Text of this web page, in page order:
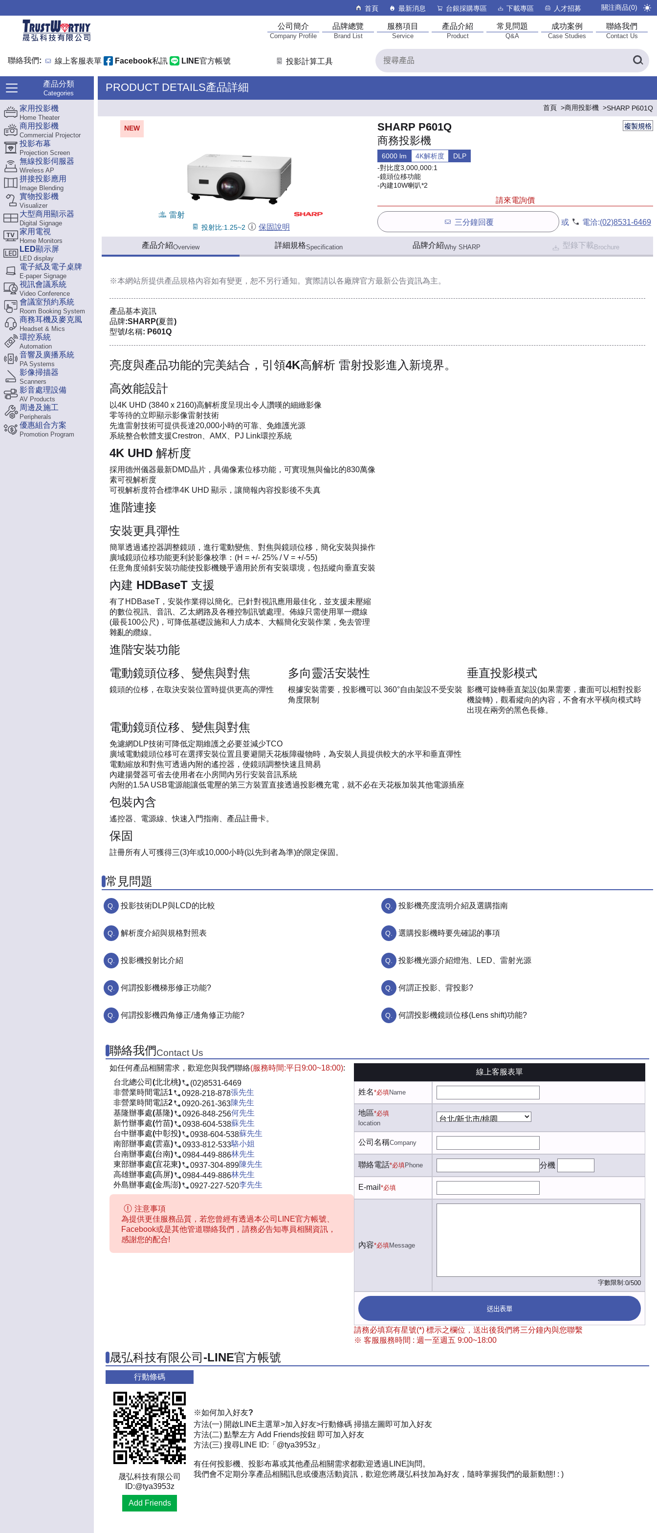
首頁 最新消息 台銀採購專區 下載專區 人才招募 關注商品(0)
公司簡介
Company Profile
品牌總覽
Brand List
服務項目
Service
產品介紹
Product
常見問題
Q&A
成功案例
Case Studies
聯絡我們
Contact Us
聯絡我們: 線上客服表單 Facebook私訊 LINE官方帳號 投影計算工具
產品分類
Categories
家用投影機
Home Theater
商用投影機
Commercial Projector
投影布幕
Projection Screen
無線投影伺服器
Wireless AP
拼接投影應用
Image Blending
實物投影機
Visualizer
大型商用顯示器
Digital Signage
家用電視
Home Monitors
LED顯示屏
LED display
電子紙及電子桌牌
E-paper Signage
視訊會議系統
Video Conference
會議室預約系統
Room Booking System
商務耳機及麥克風
Headset & Mics
環控系統
Automation
音響及廣播系統
PA Systems
影像掃描器
Scanners
影音處理設備
AV Products
周邊及施工
Peripherals
優惠組合方案
Promotion Program
PRODUCT DETAILS產品詳細
首頁 商用投影機 SHARP P601Q
複製規格
NEW
雷射
投射比:1.25~2 保固說明
SHARP P601Q
商務投影機
6000 lm 4K解析度
DLP
-對比度3,000,000:1
-鏡頭位移功能
-內建10W喇叭*2
請來電詢價
三分鐘回覆 或 電洽:(02)8531-6469
產品介紹Overview 詳細規格Specification 品牌介紹Why SHARP 型錄下載 Brochure
※本網站所提供產品規格內容如有變更，恕不另行通知。實際請以各廠牌官方最新公告資訊為主。
產品基本資訊
品牌:SHARP(夏普)
型號/名稱: P601Q
亮度與產品功能的完美結合，引領4K高解析 雷射投影進入新境界。
高效能設計
以4K UHD (3840 x 2160)高解析度呈現出令人讚嘆的細緻影像
零等待的立即顯示影像雷射技術
先進雷射技術可提供長達20,000小時的可靠、免維護光源
系統整合軟體支援Crestron、AMX、PJ Link環控系統
4K UHD 解析度
採用德州儀器最新DMD晶片，具備像素位移功能，可實現無與倫比的830萬像
素可視解析度
可視解析度符合標準4K UHD 顯示，讓簡報內容投影後不失真
進階連接
安裝更具彈性
簡單透過遙控器調整鏡頭，進行電動變焦、對焦與鏡頭位移，簡化安裝與操作
廣域鏡頭位移功能更利於影像校準：(H = +/- 25% / V = +/-55)
任意角度傾斜安裝功能使投影機幾乎適用於所有安裝環境，包括縱向垂直安裝
內建 HDBaseT 支援
有了HDBaseT，安裝作業得以簡化。已針對視訊應用最佳化，並支援未壓縮
的數位視訊、音訊、乙太網路及各種控制訊號處理。佈線只需使用單一纜線
(最長100公尺)，可降低基礎設施和人力成本、大幅簡化安裝作業，免去管理
雜亂的纜線。
進階安裝功能
電動鏡頭位移、變焦與對焦
鏡頭的位移，在取決安裝位置時提供更高的彈性
多向靈活安裝性
根據安裝需要，投影機可以 360°自由架設不受安裝
角度限制
垂直投影模式
影機可旋轉垂直架設(如果需要，畫面可以相對投影
機旋轉)，觀看縱向的內容，不會有水平橫向模式時
出現在兩旁的黑色長條。
電動鏡頭位移、變焦與對焦
免濾網DLP技術可降低定期維護之必要並減少TCO
廣域電動鏡頭位移可在選擇安裝位置且要避開天花板障礙物時，為安裝人員提供較大的水平和垂直彈性
電動縮放和對焦可透過內附的遙控器，使鏡頭調整快速且簡易
內建揚聲器可省去使用者在小房間內另行安裝音訊系統
內附的1.5A USB電源能讓低電壓的第三方裝置直接透過投影機充電，就不必在天花板加裝其他電源插座
包裝內含
遙控器、電源線、快速入門指南、產品註冊卡。
保固
註冊所有人可獲得三(3)年或10,000小時(以先到者為準)的限定保固。
常見問題
投影技術DLP與LCD的比較 投影機亮度流明介紹及選購指南
解析度介紹與規格對照表 選購投影機時要先確認的事項
投影機投射比介紹 投影機光源介紹燈泡、LED、雷射光源
何謂投影機梯形修正功能? 何謂正投影、背投影?
何謂投影機四角修正/邊角修正功能? 何謂投影機鏡頭位移(Lens shift)功能?
聯絡我們Contact Us
如任何產品相關需求，歡迎您與我們聯絡(服務時間:平日9:00~18:00):
台北總公司(北北桃)
(02)8531-6469
非營業時間電話1
0928-218-878張先生
非營業時間電話2
0920-261-363陳先生
基隆辦事處(基隆)
0926-848-256何先生
新竹辦事處(竹苗)
0938-604-538蘇先生
台中辦事處(中彰投)
0938-604-538蘇先生
南部辦事處(雲嘉)
0933-812-533駱小姐
台南辦事處(台南)
0984-449-886林先生
東部辦事處(宜花東)
0937-304-899陳先生
高雄辦事處(高屏)
0984-449-886林先生
外島辦事處(金馬澎)
0927-227-520李先生
注意事項
為提供更佳服務品質，若您曾經有透過本公司LINE官方帳號、
Facebook或是其他管道聯絡我們，請務必告知專員相關資訊，
感謝您的配合!
線上客服表單
姓名*必填Name
地區*必填
location
公司名稱Company
聯絡電話*必填Phone 分機
E-mail *必填
內容*必填Message
字數限制:0/500
送出表單
請務必填寫有星號(*) 標示之欄位，送出後我們將三分鐘內與您聯繫
※ 客服服務時間 : 週一至週五 9:00~18:00
晟弘科技有限公司-LINE官方帳號
行動條碼
晟弘科技有限公司
ID:@tya3953z
Add Friends
※如何加入好友?
方法(一) 開啟LINE主選單>加入好友>行動條碼 掃描左圖即可加入好友
方法(二) 點擊左方 Add Friends按鈕 即可加入好友
方法(三) 搜尋LINE ID:「@tya3953z」
有任何投影機、投影布幕或其他產品相關需求都歡迎透過LINE詢問。
我們會不定期分享產品相關訊息或優惠活動資訊，歡迎您將晟弘科技加為好友，隨時掌握我們的最新動態! : )